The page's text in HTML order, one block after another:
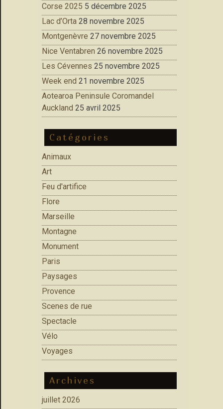
Corse 2025 5 décembre 2025
Lac d’Orta 28 novembre 2025
Montgenèvre 27 novembre 2025
Nice Ventabren 26 novembre 2025
Les Cévennes 25 novembre 2025
Week end 21 novembre 2025
Aotearoa Peninsule Coromandel
Auckland 25 avril 2025
Catégories
Animaux
Art
Feu d'artifice
Flore
Marseille
Montagne
Monument
Paris
Paysages
Provence
Scenes de rue
Spectacle
Vélo
Voyages
Archives
juillet 2026